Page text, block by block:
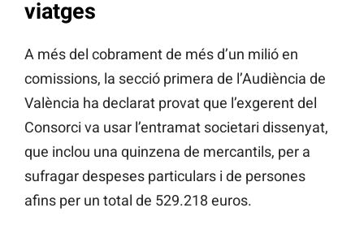
viatges
A més del cobrament de més d’un milió en
comissions, la secció primera de l’Audiència de
València ha declarat provat que l’exgerent del
Consorci va usar l’entramat societari dissenyat,
que inclou una quinzena de mercantils, per a
sufragar despeses particulars i de persones
afins per un total de 529.218 euros.